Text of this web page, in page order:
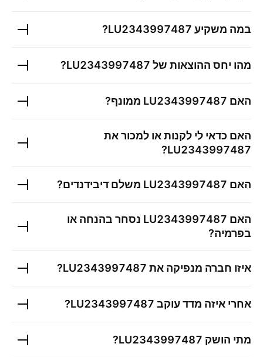
במה משקיע LU2343997487
?
מהו יחס ההוצאות של LU2343997487
?
האם LU2343997487 ממונף?
האם כדאי לי לקנות או למכור את
LU2343997487
?
האם LU2343997487 משלם דיבידנדים?
האם LU2343997487 נסחר בהנחה או
בפרמיה?
איזו חברה מנפיקה את LU2343997487
?
אחרי איזה מדד עוקב LU2343997487
?
מתי הושק LU2343997487
?